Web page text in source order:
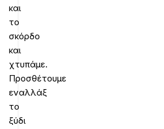
και
το
σκόρδο
και
χτυπάμε.
Προσθέτουμε
εναλλάξ
το
ξύδι